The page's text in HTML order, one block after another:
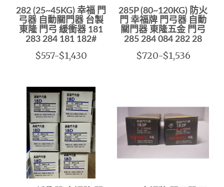
282 (25~45KG) 幸福 門
弓器 自動關門器 台製
東隆 門弓 緩衝器 181
283 284 181 182#
$557-$1,430
285P (80~120KG) 防火
門 幸福牌 門弓器 自動
關門器 東隆五金 門弓
285 284 084 282 28
$720-$1,536